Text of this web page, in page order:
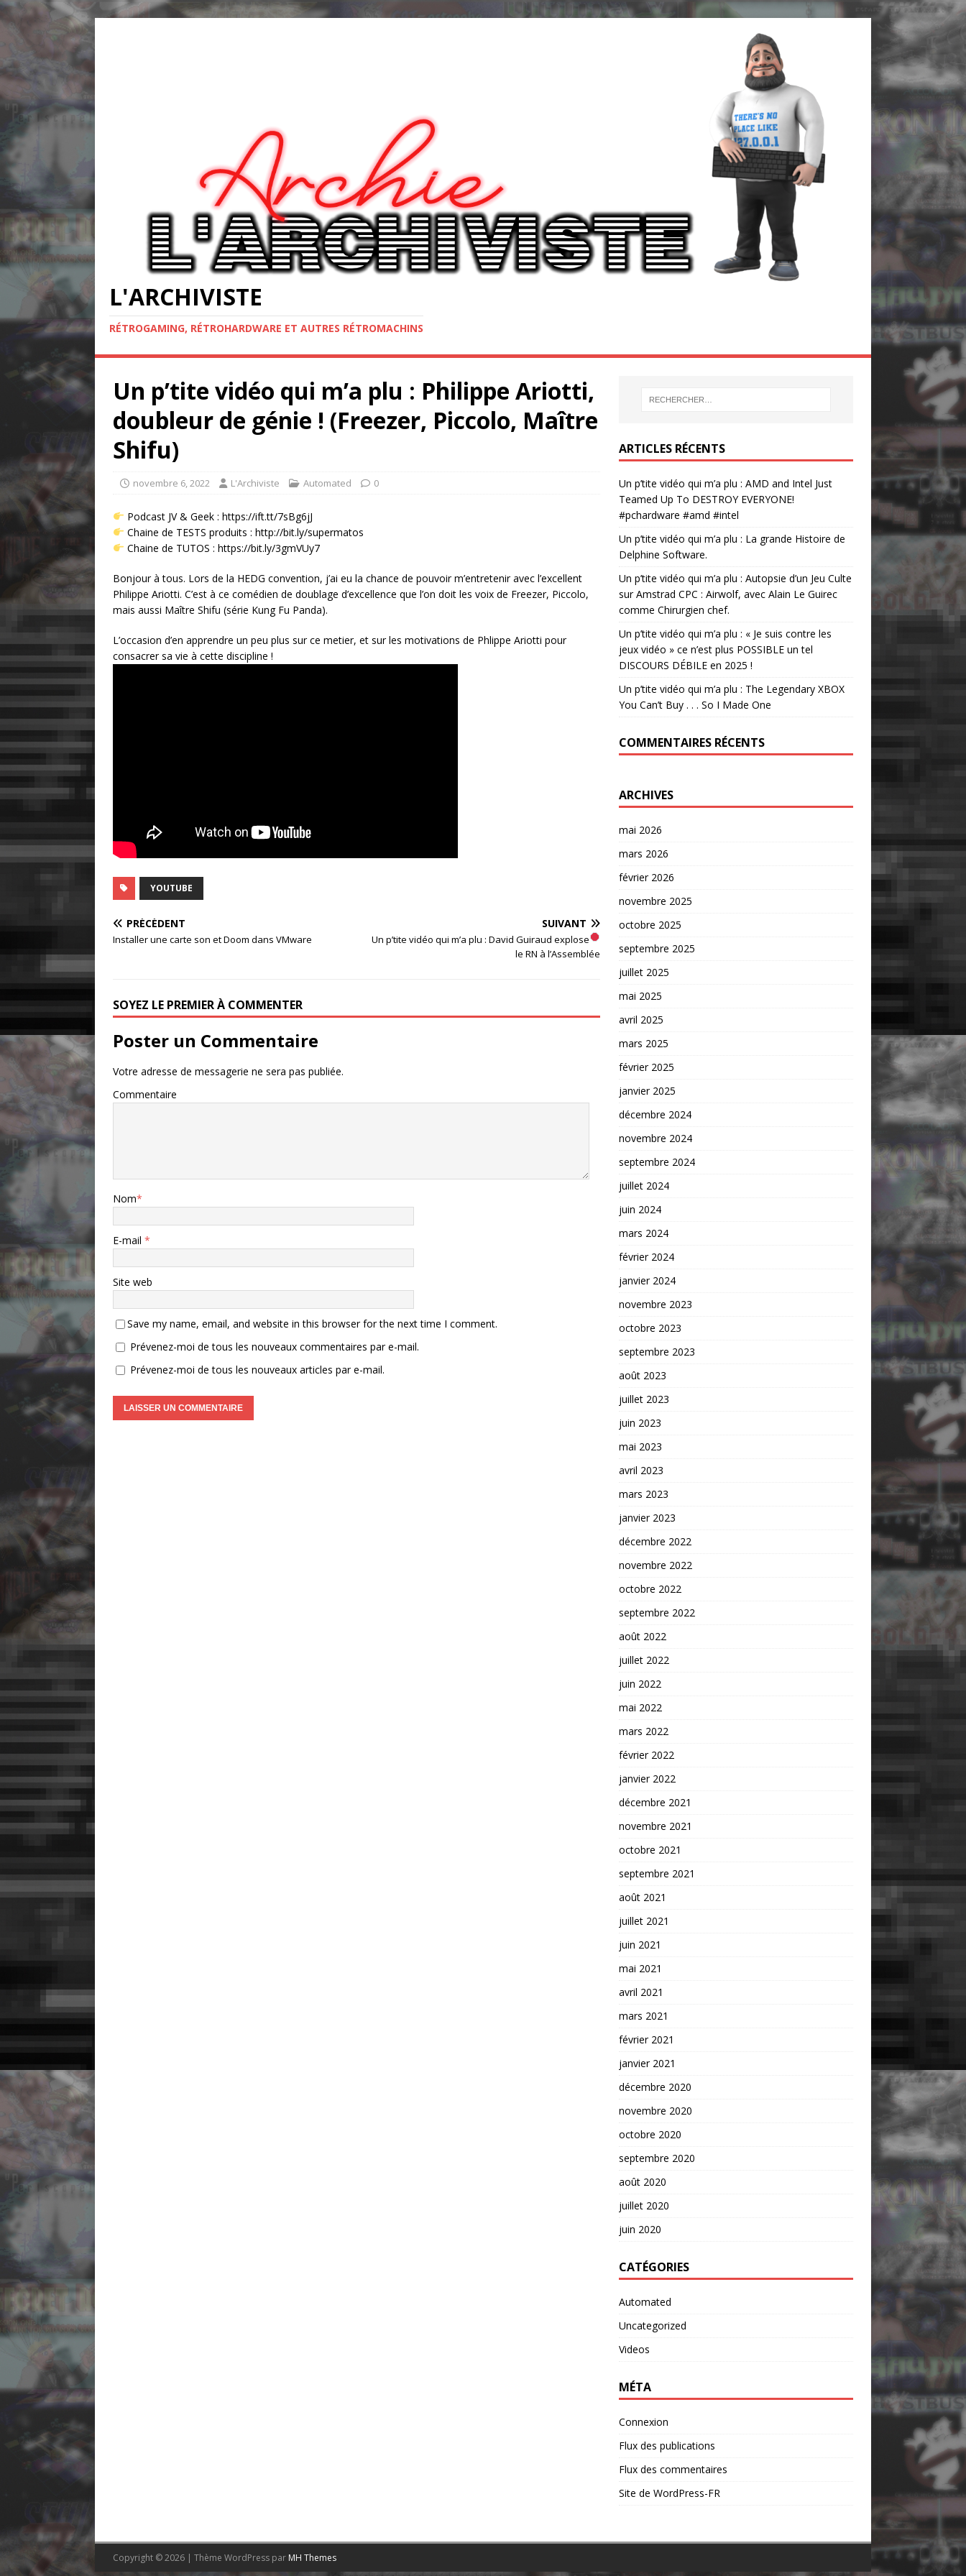
L'ARCHIVISTE
RÉTROGAMING, RÉTROHARDWARE ET AUTRES RÉTROMACHINS
Un p’tite vidéo qui m’a plu : Philippe Ariotti,
doubleur de génie ! (Freezer, Piccolo, Maître
Shifu)
novembre 6, 2022 L'Archiviste Automated 0
Podcast JV & Geek : https://ift.tt/7sBg6jJ
Chaine de TESTS produits : http://bit.ly/supermatos
Chaine de TUTOS : https://bit.ly/3gmVUy7
Bonjour à tous. Lors de la HEDG convention, j’ai eu la chance de pouvoir m’entretenir avec l’excellent
Philippe Ariotti. C’est à ce comédien de doublage d’excellence que l’on doit les voix de Freezer, Piccolo,
mais aussi Maître Shifu (série Kung Fu Panda).
L’occasion d’en apprendre un peu plus sur ce metier, et sur les motivations de Phlippe Ariotti pour
consacrer sa vie à cette discipline !
YOUTUBE
PRÉCÉDENT
Installer une carte son et Doom dans VMware
SUIVANT
Un p’tite vidéo qui m’a plu :David Guiraud explose
le RN à l’Assemblée
SOYEZ LE PREMIER À COMMENTER
Poster un Commentaire
Votre adresse de messagerie ne sera pas publiée.
Commentaire
Nom*
E-mail *
Site web
Save my name, email, and website in this browser for the next time I comment.
Prévenez-moi de tous les nouveaux commentaires par e-mail.
Prévenez-moi de tous les nouveaux articles par e-mail.
ARTICLES RÉCENTS
Un p’tite vidéo qui m’a plu : AMD and Intel Just
Teamed Up To DESTROY EVERYONE!
#pchardware #amd #intel
Un p’tite vidéo qui m’a plu : La grande Histoire de
Delphine Software.
Un p’tite vidéo qui m’a plu : Autopsie d’un Jeu Culte
sur Amstrad CPC : Airwolf, avec Alain Le Guirec
comme Chirurgien chef.
Un p’tite vidéo qui m’a plu : « Je suis contre les
jeux vidéo » ce n’est plus POSSIBLE un tel
DISCOURS DÉBILE en 2025 !
Un p’tite vidéo qui m’a plu : The Legendary XBOX
You Can’t Buy . . . So I Made One
COMMENTAIRES RÉCENTS
ARCHIVES
mai 2026
mars 2026
février 2026
novembre 2025
octobre 2025
septembre 2025
juillet 2025
mai 2025
avril 2025
mars 2025
février 2025
janvier 2025
décembre 2024
novembre 2024
septembre 2024
juillet 2024
juin 2024
mars 2024
février 2024
janvier 2024
novembre 2023
octobre 2023
septembre 2023
août 2023
juillet 2023
juin 2023
mai 2023
avril 2023
mars 2023
janvier 2023
décembre 2022
novembre 2022
octobre 2022
septembre 2022
août 2022
juillet 2022
juin 2022
mai 2022
mars 2022
février 2022
janvier 2022
décembre 2021
novembre 2021
octobre 2021
septembre 2021
août 2021
juillet 2021
juin 2021
mai 2021
avril 2021
mars 2021
février 2021
janvier 2021
décembre 2020
novembre 2020
octobre 2020
septembre 2020
août 2020
juillet 2020
juin 2020
CATÉGORIES
Automated
Uncategorized
Videos
MÉTA
Connexion
Flux des publications
Flux des commentaires
Site de WordPress-FR
Copyright © 2026 | Thème WordPress par MH Themes